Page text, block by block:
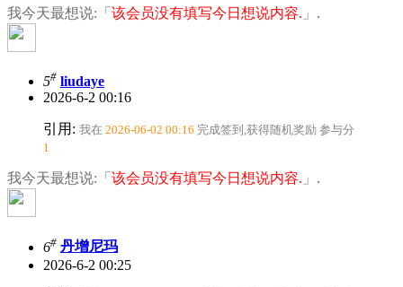
我今天最想说:「 该会员没有填写今日想说内容. 」.
5# liudaye
2026-6-2 00:16
引用: 我在 2026-06-02 00:16 完成签到,获得随机奖励 参与分
1
我今天最想说:「 该会员没有填写今日想说内容. 」.
6# 丹增尼玛
2026-6-2 00:25